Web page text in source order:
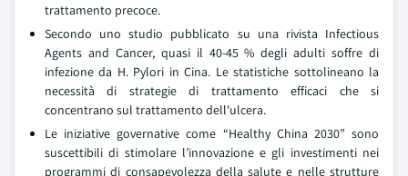
trattamento precoce.
Secondo uno studio pubblicato su una rivista Infectious
Agents and Cancer, quasi il 40-45 % degli adulti soffre di
infezione da H. Pylori in Cina. Le statistiche sottolineano la
necessità di strategie di trattamento efficaci che si
concentrano sul trattamento dell'ulcera.
Le iniziative governative come “Healthy China 2030” sono
suscettibili di stimolare l’innovazione e gli investimenti nei
programmi di consapevolezza della salute e nelle strutture